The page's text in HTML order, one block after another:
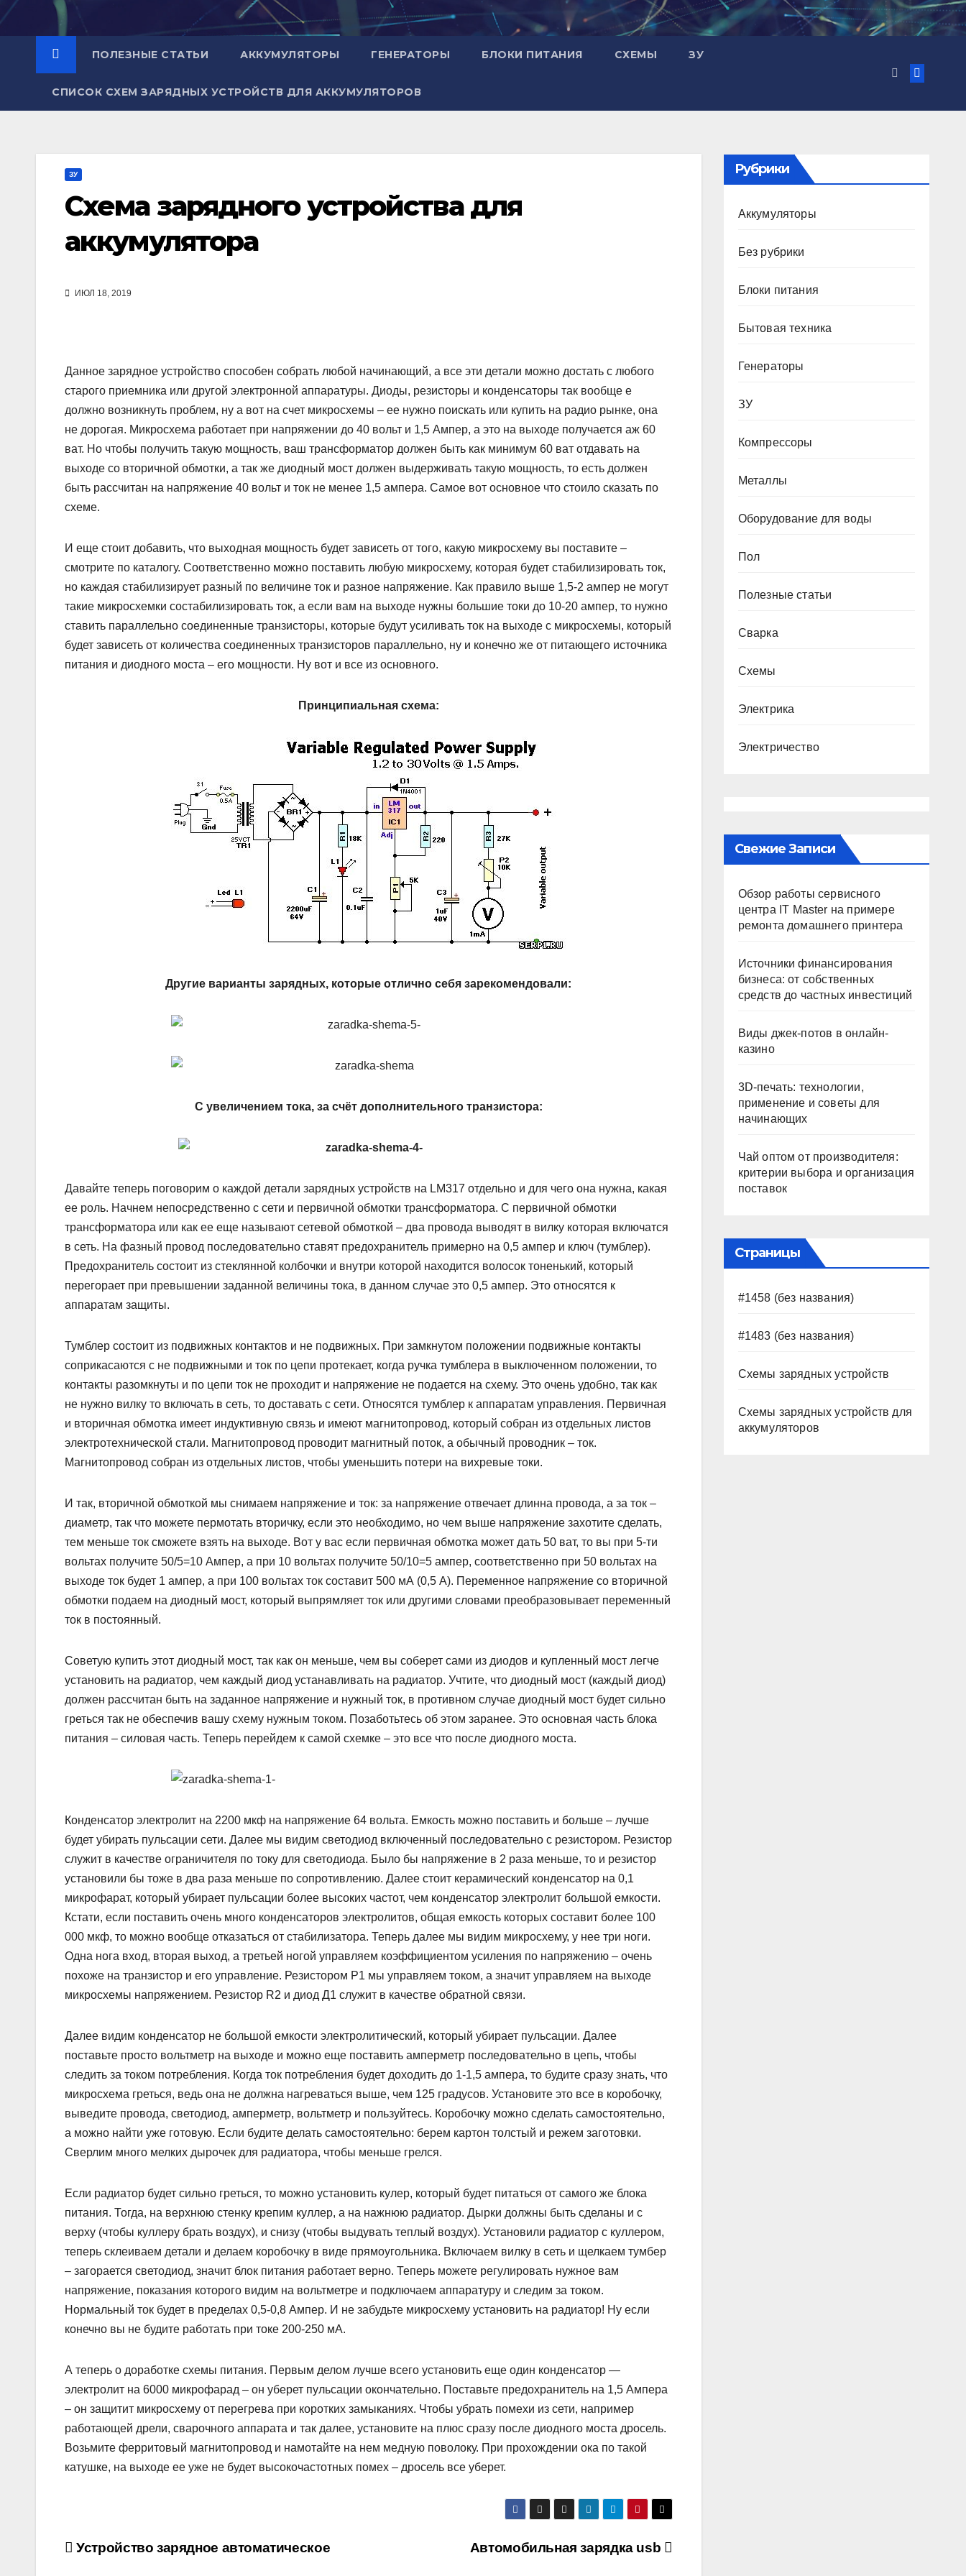
Перейти
содержимому
ПОЛЕЗНЫЕ СТАТЬИ АККУМУЛЯТОРЫ ГЕНЕРАТОРЫ БЛОКИ ПИТАНИЯ СХЕМЫ ЗУ
СПИСОК СХЕМ ЗАРЯДНЫХ УСТРОЙСТВ ДЛЯ АККУМУЛЯТОРОВ
ЗУ
Схема зарядного устройства для
аккумулятора
ИЮЛ 18, 2019
Данное зарядное устройство способен собрать любой начинающий, а все эти детали можно достать с любого
старого приемника или другой электронной аппаратуры. Диоды, резисторы и конденсаторы так вообще е
должно возникнуть проблем, ну а вот на счет микросхемы – ее нужно поискать или купить на радио рынке, она
не дорогая. Микросхема работает при напряжении до 40 вольт и 1,5 Ампер, а это на выходе получается аж 60
ват. Но чтобы получить такую мощность, ваш трансформатор должен быть как минимум 60 ват отдавать на
выходе со вторичной обмотки, а так же диодный мост должен выдерживать такую мощность, то есть должен
быть рассчитан на напряжение 40 вольт и ток не менее 1,5 ампера. Самое вот основное что стоило сказать по
схеме.
И еще стоит добавить, что выходная мощность будет зависеть от того, какую микросхему вы поставите –
смотрите по каталогу. Соответственно можно поставить любую микросхему, которая будет стабилизировать ток,
но каждая стабилизирует разный по величине ток и разное напряжение. Как правило выше 1,5-2 ампер не могут
такие микросхемки состабилизировать ток, а если вам на выходе нужны большие токи до 10-20 ампер, то нужно
ставить параллельно соединенные транзисторы, которые будут усиливать ток на выходе с микросхемы, который
будет зависеть от количества соединенных транзисторов параллельно, ну и конечно же от питающего источника
питания и диодного моста – его мощности. Ну вот и все из основного.
Принципиальная схема:
Другие варианты зарядных, которые отлично себя зарекомендовали:
С увеличением тока, за счёт дополнительного транзистора:
Давайте теперь поговорим о каждой детали зарядных устройств на LM317 отдельно и для чего она нужна, какая
ее роль. Начнем непосредственно с сети и первичной обмотки трансформатора. С первичной обмотки
трансформатора или как ее еще называют сетевой обмоткой – два провода выводят в вилку которая включатся
в сеть. На фазный провод последовательно ставят предохранитель примерно на 0,5 ампер и ключ (тумблер).
Предохранитель состоит из стеклянной колбочки и внутри которой находится волосок тоненький, который
перегорает при превышении заданной величины тока, в данном случае это 0,5 ампер. Это относятся к
аппаратам защиты.
Тумблер состоит из подвижных контактов и не подвижных. При замкнутом положении подвижные контакты
соприкасаются с не подвижными и ток по цепи протекает, когда ручка тумблера в выключенном положении, то
контакты разомкнуты и по цепи ток не проходит и напряжение не подается на схему. Это очень удобно, так как
не нужно вилку то включать в сеть, то доставать с сети. Относятся тумблер к аппаратам управления. Первичная
и вторичная обмотка имеет индуктивную связь и имеют магнитопровод, который собран из отдельных листов
электротехнической стали. Магнитопровод проводит магнитный поток, а обычный проводник – ток.
Магнитопровод собран из отдельных листов, чтобы уменьшить потери на вихревые токи.
И так, вторичной обмоткой мы снимаем напряжение и ток: за напряжение отвечает длинна провода, а за ток –
диаметр, так что можете пермотать вторичку, если это необходимо, но чем выше напряжение захотите сделать,
тем меньше ток сможете взять на выходе. Вот у вас если первичная обмотка может дать 50 ват, то вы при 5-ти
вольтах получите 50/5=10 Ампер, а при 10 вольтах получите 50/10=5 ампер, соответственно при 50 вольтах на
выходе ток будет 1 ампер, а при 100 вольтах ток составит 500 мА (0,5 А). Переменное напряжение со вторичной
обмотки подаем на диодный мост, который выпрямляет ток или другими словами преобразовывает переменный
ток в постоянный.
Советую купить этот диодный мост, так как он меньше, чем вы соберет сами из диодов и купленный мост легче
установить на радиатор, чем каждый диод устанавливать на радиатор. Учтите, что диодный мост (каждый диод)
должен рассчитан быть на заданное напряжение и нужный ток, в противном случае диодный мост будет сильно
греться так не обеспечив вашу схему нужным током. Позаботьтесь об этом заранее. Это основная часть блока
питания – силовая часть. Теперь перейдем к самой схемке – это все что после диодного моста.
Конденсатор электролит на 2200 мкф на напряжение 64 вольта. Емкость можно поставить и больше – лучше
будет убирать пульсации сети. Далее мы видим светодиод включенный последовательно с резистором. Резистор
служит в качестве ограничителя по току для светодиода. Было бы напряжение в 2 раза меньше, то и резистор
установили бы тоже в два раза меньше по сопротивлению. Далее стоит керамический конденсатор на 0,1
микрофарат, который убирает пульсации более высоких частот, чем конденсатор электролит большой емкости.
Кстати, если поставить очень много конденсаторов электролитов, общая емкость которых составит более 100
000 мкф, то можно вообще отказаться от стабилизатора. Теперь далее мы видим микросхему, у нее три ноги.
Одна нога вход, вторая выход, а третьей ногой управляем коэффициентом усиления по напряжению – очень
похоже на транзистор и его управление. Резистором Р1 мы управляем током, а значит управляем на выходе
микросхемы напряжением. Резистор R2 и диод Д1 служит в качестве обратной связи.
Далее видим конденсатор не большой емкости электролитический, который убирает пульсации. Далее
поставьте просто вольтметр на выходе и можно еще поставить амперметр последовательно в цепь, чтобы
следить за током потребления. Когда ток потребления будет доходить до 1-1,5 ампера, то будите сразу знать, что
микросхема греться, ведь она не должна нагреваться выше, чем 125 градусов. Установите это все в коробочку,
выведите провода, светодиод, амперметр, вольтметр и пользуйтесь. Коробочку можно сделать самостоятельно,
а можно найти уже готовую. Если будите делать самостоятельно: берем картон толстый и режем заготовки.
Сверлим много мелких дырочек для радиатора, чтобы меньше грелся.
Если радиатор будет сильно греться, то можно установить кулер, который будет питаться от самого же блока
питания. Тогда, на верхнюю стенку крепим куллер, а на нажнюю радиатор. Дырки должны быть сделаны и с
верху (чтобы куллеру брать воздух), и снизу (чтобы выдувать теплый воздух). Установили радиатор с куллером,
теперь склеиваем детали и делаем коробочку в виде прямоугольника. Включаем вилку в сеть и щелкаем тумбер
– загорается светодиод, значит блок питания работает верно. Теперь можете регулировать нужное вам
напряжение, показания которого видим на вольтметре и подключаем аппаратуру и следим за током.
Нормальный ток будет в пределах 0,5-0,8 Ампер. И не забудьте микросхему установить на радиатор! Ну если
конечно вы не будите работать при токе 200-250 мА.
А теперь о доработке схемы питания. Первым делом лучше всего установить еще один конденсатор —
электролит на 6000 микрофарад – он уберет пульсации окончательно. Поставьте предохранитель на 1,5 Ампера
– он защитит микросхему от перегрева при коротких замыканиях. Чтобы убрать помехи из сети, например
работающей дрели, сварочного аппарата и так далее, установите на плюс сразу после диодного моста дросель.
Возьмите ферритовый магнитопровод и намотайте на нем медную поволоку. При прохождении ока по такой
катушке, на выходе ее уже не будет высокочастотных помех – дросель все уберет.
Навигация
Автомобильная зарядка usb
Устройство зарядное автоматическое
Рубрики
Аккумуляторы
Без рубрики
Блоки питания
Бытовая техника
Генераторы
ЗУ
Компрессоры
Металлы
Оборудование для воды
Пол
Полезные статьи
Сварка
Схемы
Электрика
Электричество
Свежие Записи
Обзор работы сервисного
центра IT Master на примере
ремонта домашнего принтера
Источники финансирования
бизнеса: от собственных
средств до частных инвестиций
Виды джек-потов в онлайн-
казино
3D-печать: технологии,
применение и советы для
начинающих
Чай оптом от производителя:
критерии выбора и организация
поставок
Страницы
#1458 (без названия)
#1483 (без названия)
Схемы зарядных устройств
Схемы зарядных устройств для
аккумуляторов